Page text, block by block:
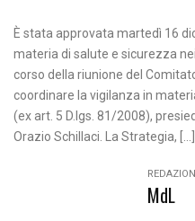
È stata approvata martedì 16
materia di salute e sicurezza
corso della riunione del
coordinare la vigilanza in
(ex art. 5 D.lgs. 81/2008),
Orazio Schillaci. La Strategia, […]
MdL